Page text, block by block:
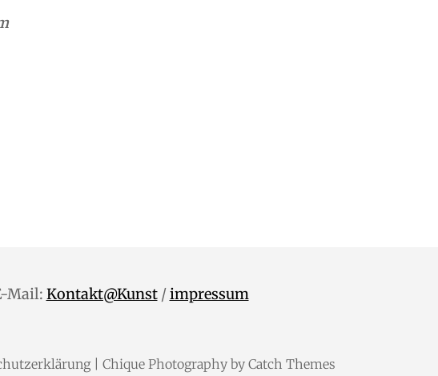
Mail: Kontakt@Kunst/impressum
| Chique Photography by Catch Themes